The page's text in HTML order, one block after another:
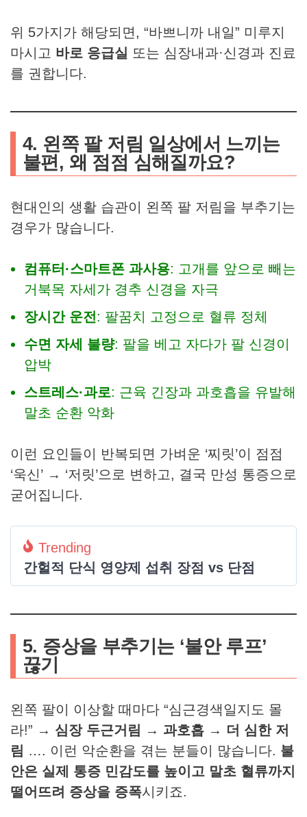
위 5가지가 해당되면, “바쁘니까 내일” 미루지
마시고 바로 응급실 또는 심장내과·신경과 진료
를 권합니다.
4. 왼쪽 팔 저림 일상에서 느끼는
불편, 왜 점점 심해질까요?
현대인의 생활 습관이 왼쪽 팔 저림을 부추기는
경우가 많습니다.
컴퓨터·스마트폰 과사용: 고개를 앞으로 빼는
거북목 자세가 경추 신경을 자극
장시간 운전: 팔꿈치 고정으로 혈류 정체
수면 자세 불량: 팔을 베고 자다가 팔 신경이
압박
스트레스·과로: 근육 긴장과 과호흡을 유발해
말초 순환 악화
이런 요인들이 반복되면 가벼운 ‘찌릿’이 점점
‘욱신’ → ‘저릿’으로 변하고, 결국 만성 통증으로
굳어집니다.
Trending
간헐적 단식 영양제 섭취 장점 vs 단점
5. 증상을 부추기는 ‘불안 루프’
끊기
왼쪽 팔이 이상할 때마다 “심근경색일지도 몰
라!” → 심장 두근거림 → 과호흡 → 더 심한 저
림 …. 이런 악순환을 겪는 분들이 많습니다. 불
안은 실제 통증 민감도를 높이고 말초 혈류까지
떨어뜨려 증상을 증폭시키죠.